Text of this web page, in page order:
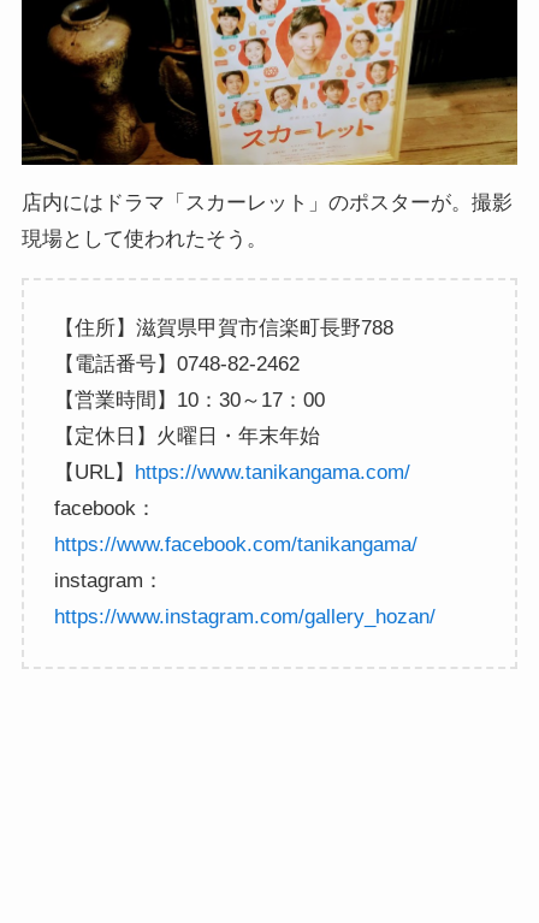
店内にはドラマ「スカーレット」のポスターが。撮影
現場として使われたそう。
【住所】滋賀県甲賀市信楽町長野788
【電話番号】0748-82-2462
【営業時間】10：30～17：00
【定休日】火曜日・年末年始
【URL】 https://www.tanikangama.com/
facebook：
https://www.facebook.com/tanikangama/
instagram：
https://www.instagram.com/gallery_hozan/